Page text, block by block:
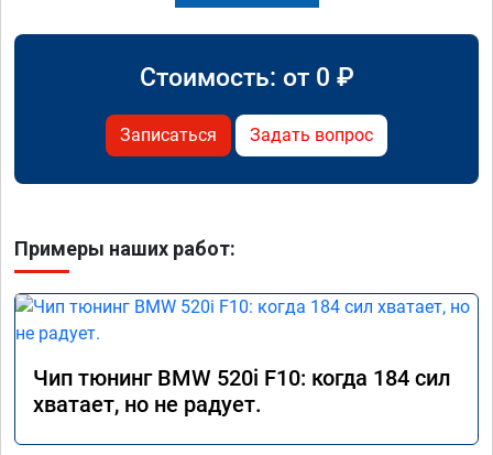
Стоимость: от 0 ₽
Записаться Задать вопрос
Примеры наших работ:
Чип тюнинг BMW 520i F10: когда 184 сил
хватает, но не радует.